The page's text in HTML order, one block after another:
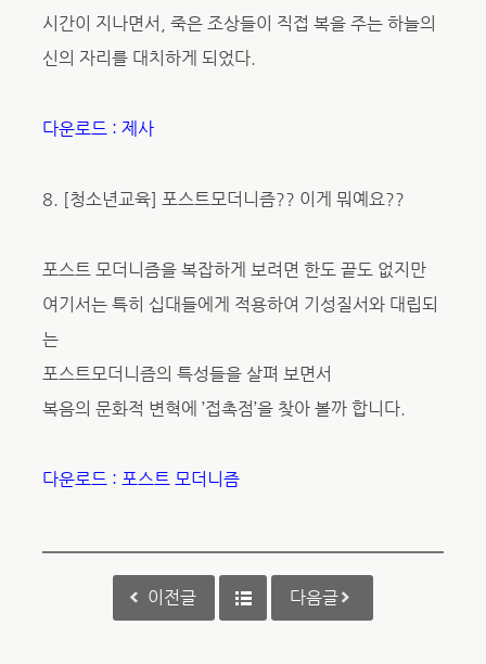
시간이 지나면서, 죽은 조상들이 직접 복을 주는 하늘의
신의 자리를 대치하게 되었다.
다운로드 : 제사
8. [청소년교육] 포스트모더니즘?? 이게 뭐예요??
포스트 모더니즘을 복잡하게 보려면 한도 끝도 없지만
여기서는 특히 십대들에게 적용하여 기성질서와 대립되
는
포스트모더니즘의 특성들을 살펴 보면서
복음의 문화적 변혁에 ’접촉점’을 찾아 볼까 합니다.
다운로드 : 포스트 모더니즘
이전글 다음글